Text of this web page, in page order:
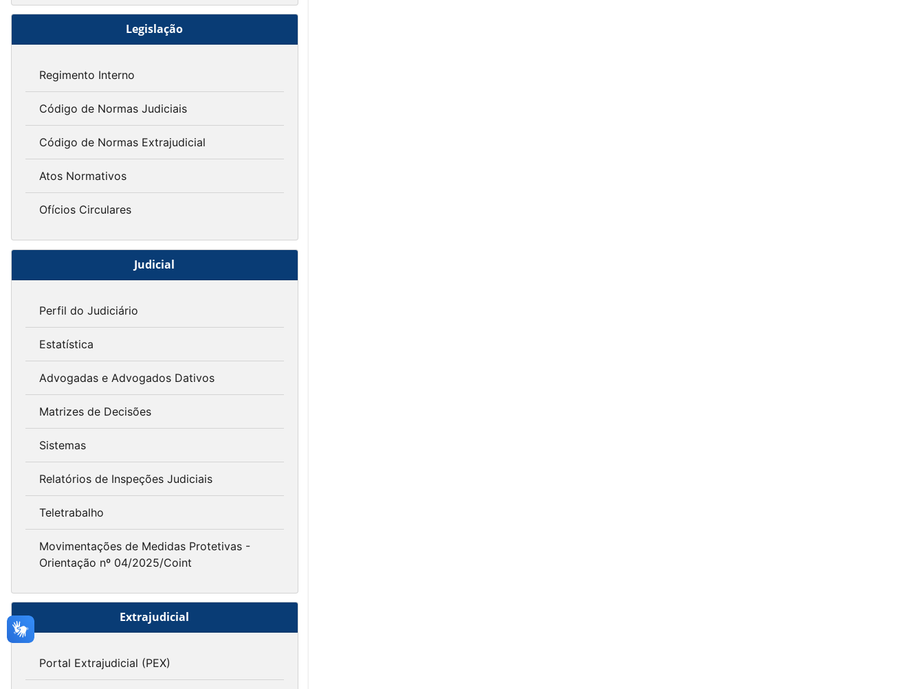
Legislação
Regimento Interno
Código de Normas Judiciais
Código de Normas Extrajudicial
Atos Normativos
Ofícios Circulares
Judicial
Perfil do Judiciário
Estatística
Advogadas e Advogados Dativos
Matrizes de Decisões
Sistemas
Relatórios de Inspeções Judiciais
Teletrabalho
Movimentações de Medidas Protetivas -
Orientação nº 04/2025/Coint
Extrajudicial
Portal Extrajudicial (PEX)